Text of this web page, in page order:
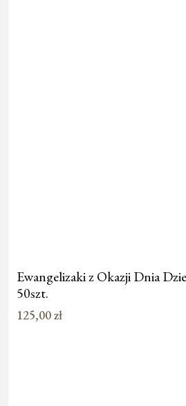
Ewangelizaki z Okazji Dnia
50szt.
125,00zł